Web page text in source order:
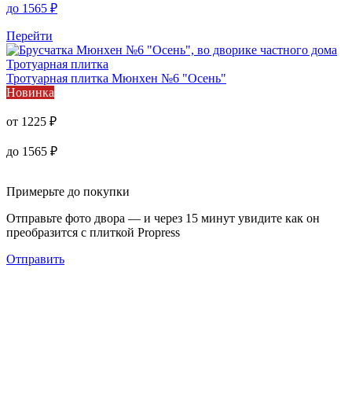
до 1565 ₽
Перейти
Тротуарная плитка
Тротуарная плитка Мюнхен №6 "Осень"
Новинка
от 1225 ₽
до 1565 ₽
Примерьте до покупки
Отправьте фото двора — и через 15 минут увидите как он
преобразится с плиткой Propress
Отправить